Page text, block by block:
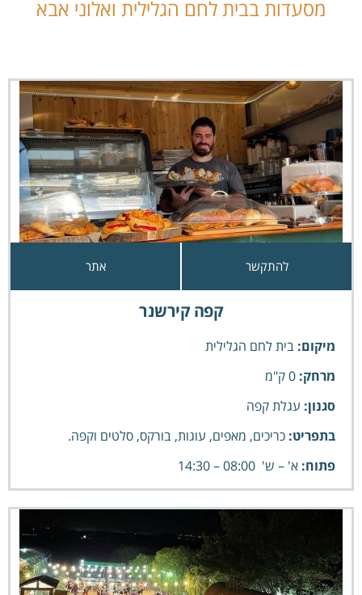
מסעדות בבית לחם הגלילית ואלוני אבא
להתקשר אתר
קפה קירשנר
מיקום: בית לחם הגלילית
מרחק:
סגנון: עגלת קפה
בתפריט: כריכים, מאפים, עוגות, בורקס, סלטים וקפה.
פתוח: א' – ש' 08:00 – 14:30